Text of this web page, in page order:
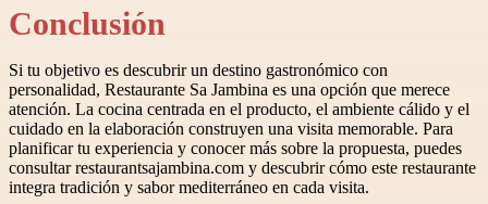
Conclusión
Si tu objetivo es descubrir un destino gastronómico con
personalidad, Restaurante Sa Jambina es una opción que merece
atención. La cocina centrada en el producto, el ambiente cálido y el
cuidado en la elaboración construyen una visita memorable. Para
planificar tu experiencia y conocer más sobre la propuesta, puedes
consultar restaurantsajambina.com y descubrir cómo este restaurante
integra tradición y sabor mediterráneo en cada visita.